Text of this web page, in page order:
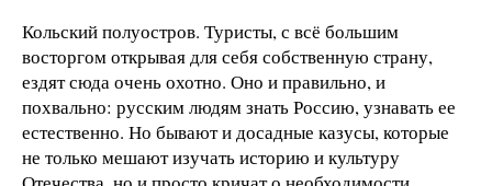
Кольский полуостров. Туристы, с всё большим
восторгом открывая для себя собственную страну,
ездят сюда очень охотно. Оно и правильно, и
похвально: русским людям знать Россию, узнавать ее
естественно. Но бывают и досадные казусы, которые
не только мешают изучать историю и культуру